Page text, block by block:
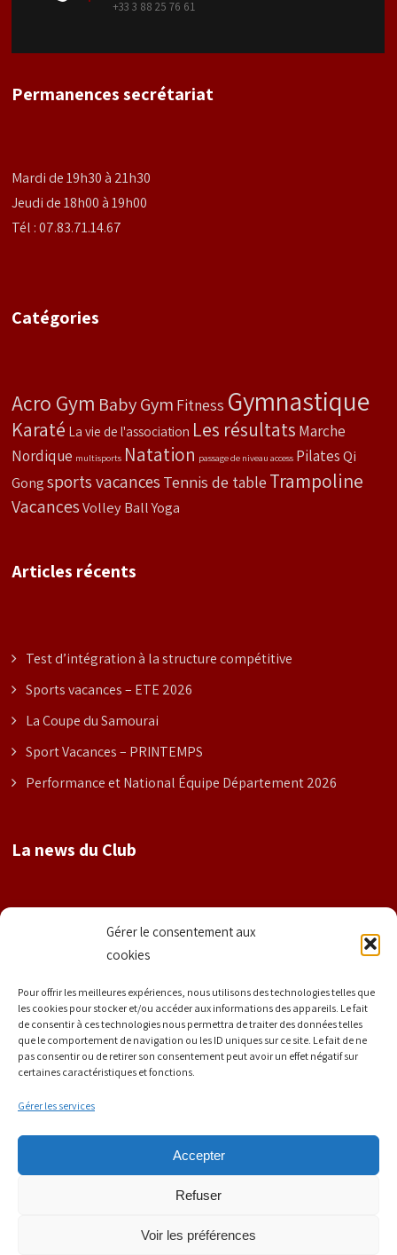
Gérer le consentement aux
cookies
Pour offrir les meilleures expériences, nous utilisons des technologies telles que
les cookies pour stocker et/ou accéder aux informations des appareils. Le fait
de consentir à ces technologies nous permettra de traiter des données telles
que le comportement de navigation ou les ID uniques sur ce site. Le fait de ne
pas consentir ou de retirer son consentement peut avoir un effet négatif sur
certaines caractéristiques et fonctions.
Gérer les services
Accepter
Refuser
Voir les préférences
+33 3 88 25 76 61
Permanences secrétariat
Mardi de 19h30 à 21h30
Jeudi de 18h00 à 19h00
Tél : 07.83.71.14.67
Catégories
Acro Gym Baby Gym Fitness Gymnastique
Karaté La vie de l'association Les résultats Marche
Nordique multisports Natation passage de niveau access Pilates Qi
Gong sports vacances Tennis de table Trampoline
Vacances Volley Ball Yoga
Articles récents
Test d’intégration à la structure compétitive
Sports vacances – ETE 2026
La Coupe du Samourai
Sport Vacances – PRINTEMPS
Performance et National Équipe Département 2026
La news du Club
Prénom
E-mail*
Strasbourgeoise